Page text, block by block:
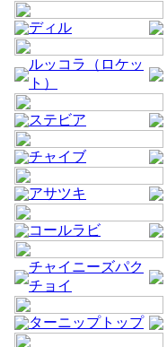
ディル
ルッコラ（ロケッ
ト）
ステビア
チャイブ
アサツキ
コールラビ
チャイニーズパク
チョイ
ターニップトップ